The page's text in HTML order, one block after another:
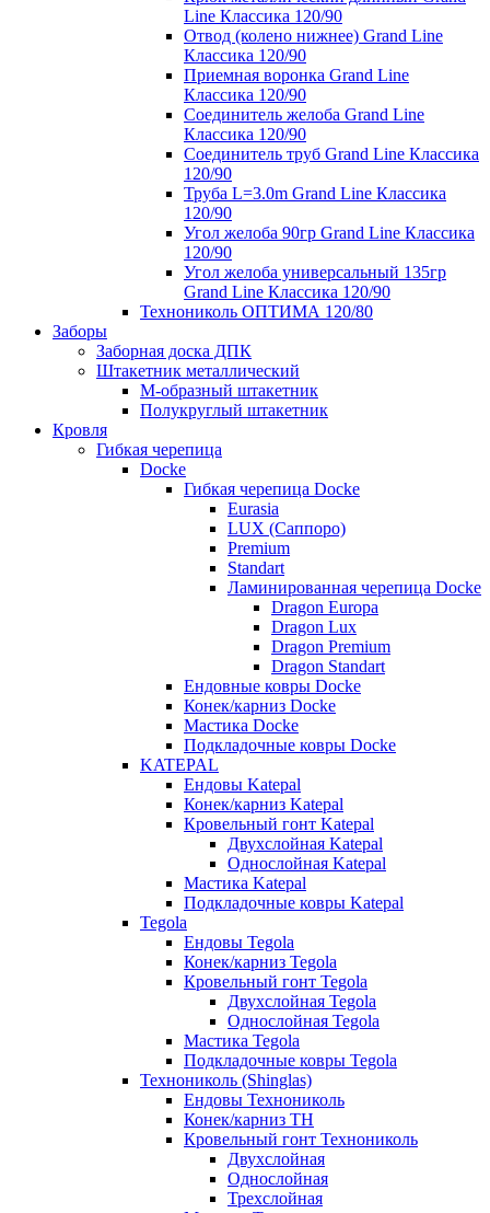
Line Классика 120/90
Отвод (колено нижнее) Grand Line
Классика 120/90
Приемная воронка Grand Line
Классика 120/90
Соединитель желоба Grand Line
Классика 120/90
Соединитель труб Grand Line Классика
120/90
Труба L=3.0m Grand Line Классика
120/90
Угол желоба 90гр Grand Line Классика
120/90
Угол желоба универсальный 135гр
Grand Line Классика 120/90
Технониколь ОПТИМА 120/80
Заборы
Заборная доска ДПК
Штакетник металлический
М-образный штакетник
Полукруглый штакетник
Кровля
Гибкая черепица
Docke
Гибкая черепица Docke
Eurasia
LUX (Саппоро)
Premium
Standart
Ламинированная черепица Docke
Dragon Europa
Dragon Lux
Dragon Premium
Dragon Standart
Ендовные ковры Docke
Конек/карниз Docke
Мастика Docke
Подкладочные ковры Docke
KATEPAL
Ендовы Katepal
Конек/карниз Katepal
Кровельный гонт Katepal
Двухслойная Katepal
Однослойная Katepal
Мастика Katepal
Подкладочные ковры Katepal
Tegola
Ендовы Tegola
Конек/карниз Tegola
Кровельный гонт Tegola
Двухслойная Tegola
Однослойная Tegola
Мастика Tegola
Подкладочные ковры Tegola
Технониколь (Shinglas)
Ендовы Технониколь
Конек/карниз ТН
Кровельный гонт Технониколь
Двухслойная
Однослойная
Трехслойная